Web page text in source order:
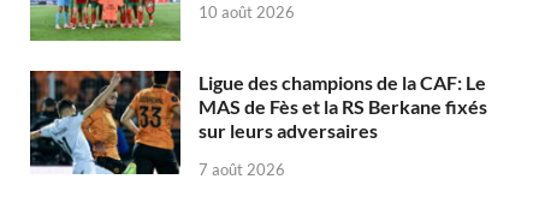
10 août 2026
Ligue des champions de la CAF: Le
MAS de Fès et la RS Berkane fixés
sur leurs adversaires
7 août 2026